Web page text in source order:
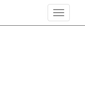
Toggle